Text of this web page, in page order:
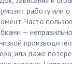
работу или
Часто
—
или даже